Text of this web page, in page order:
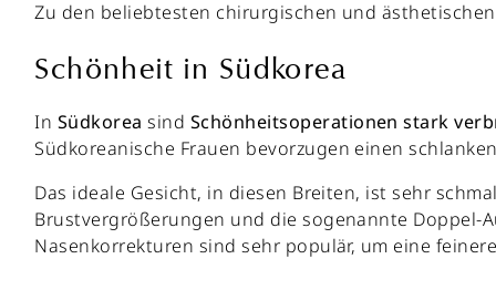
Zu den beliebtesten chirurgischen und
Schönheit in Südkorea
In Südkorea sind Schönheitsoperationen stark
Südkoreanische Frauen bevorzugen einen
Das ideale Gesicht, in diesen Breiten, ist sehr
Brustvergrößerungen und die sogenannte Doppel-
Nasenkorrekturen sind sehr populär, um eine